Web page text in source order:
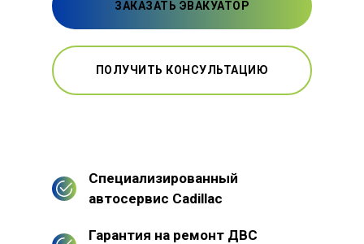
ЗАКАЗАТЬ ЭВАКУАТОР
ПОЛУЧИТЬ КОНСУЛЬТАЦИЮ
Специализированный
автосервис Cadillac
Гарантия на ремонт ДВС